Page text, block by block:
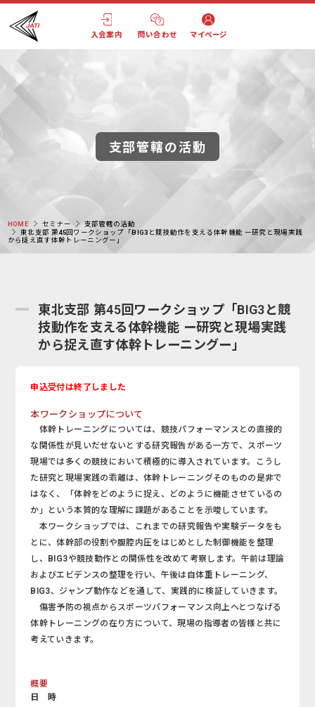
入会案内 問い合わせ マイページ
支部管轄の活動
HOME セミナー
支部管轄の活動
東北支部 第45回ワークショップ「BIG3と競技動作を支える体幹機能 ー研究と現場実践
から捉え直す体幹トレーニングー」
東北支部 第45回ワークショップ「BIG3と競
技動作を支える体幹機能 ー研究と現場実践
から捉え直す体幹トレーニングー」
申込受付は終了しました
本ワークショップについて
体幹トレーニングについては、競技パフォーマンスとの直接的
な関係性が見いだせないとする研究報告がある一方で、スポーツ
現場では多くの競技において積極的に導入されています。こうし
た研究と現場実践の乖離は、体幹トレーニングそのものの是非で
はなく、「体幹をどのように捉え、どのように機能させているの
か」という本質的な理解に課題があることを示唆しています。
本ワークショップでは、これまでの研究報告や実験データをも
とに、体幹部の役割や腹腔内圧をはじめとした制御機能を整理
し、BIG3や競技動作との関係性を改めて考察します。午前は理論
およびエビデンスの整理を行い、午後は自体重トレーニング、
BIG3、ジャンプ動作などを通して、実践的に検証していきます。
傷害予防の視点からスポーツパフォーマンス向上へとつなげる
体幹トレーニングの在り方について、現場の指導者の皆様と共に
考えていきます。
概要
日 時